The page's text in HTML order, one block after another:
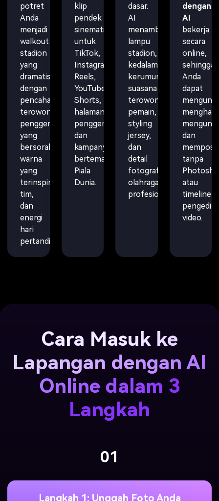
potret
Anda
menjadi
walkout
stadion
yang
dramatis
dengan
pencahayaan
terowongan,
penggemar
yang
bersorak,
warna
yang
terinspirasi
tim,
dan
energi
hari
pertandingan.
klip
pendek
sinematik
untuk
TikTok,
Instagram
Reels,
YouTube
Shorts,
halaman
penggemar,
dan
kampanye
bertema
Piala
Dunia.
dasar.
AI
menambahkan
lampu
stadion,
kedalaman
kerumunan,
suasana
terowongan
pemain,
styling
jersey,
dan
detail
fotografi
olahraga
profesional.
dengan
AI
bekerja
secara
online,
sehingga
Anda
dapat
dan
tanpa
atau
timeline
video.
Cara Masuk ke
Lapangan dengan AI
Online dalam 3
Langkah
01
Langkah 1: Unggah Foto Anda